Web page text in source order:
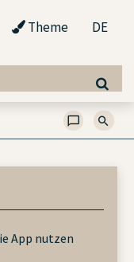
Theme DE
App nutzen